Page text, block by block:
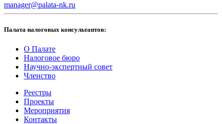
manager@palata-nk.ru
Палата налоговых консультантов:
О Палате
Налоговое бюро
Научно-экспертный совет
Членство
Реестры
Проекты
Мероприятия
Контакты